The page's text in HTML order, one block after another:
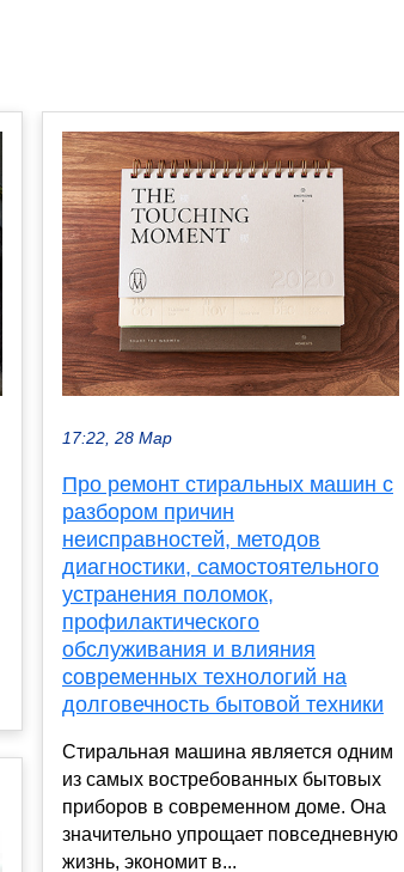
17:22, 28 Мар
Про ремонт стиральных машин с
разбором причин
неисправностей, методов
диагностики, самостоятельного
устранения поломок,
профилактического
обслуживания и влияния
современных технологий на
долговечность бытовой техники
Стиральная машина является одним
из самых востребованных бытовых
приборов в современном доме. Она
значительно упрощает повседневную
жизнь, экономит в...